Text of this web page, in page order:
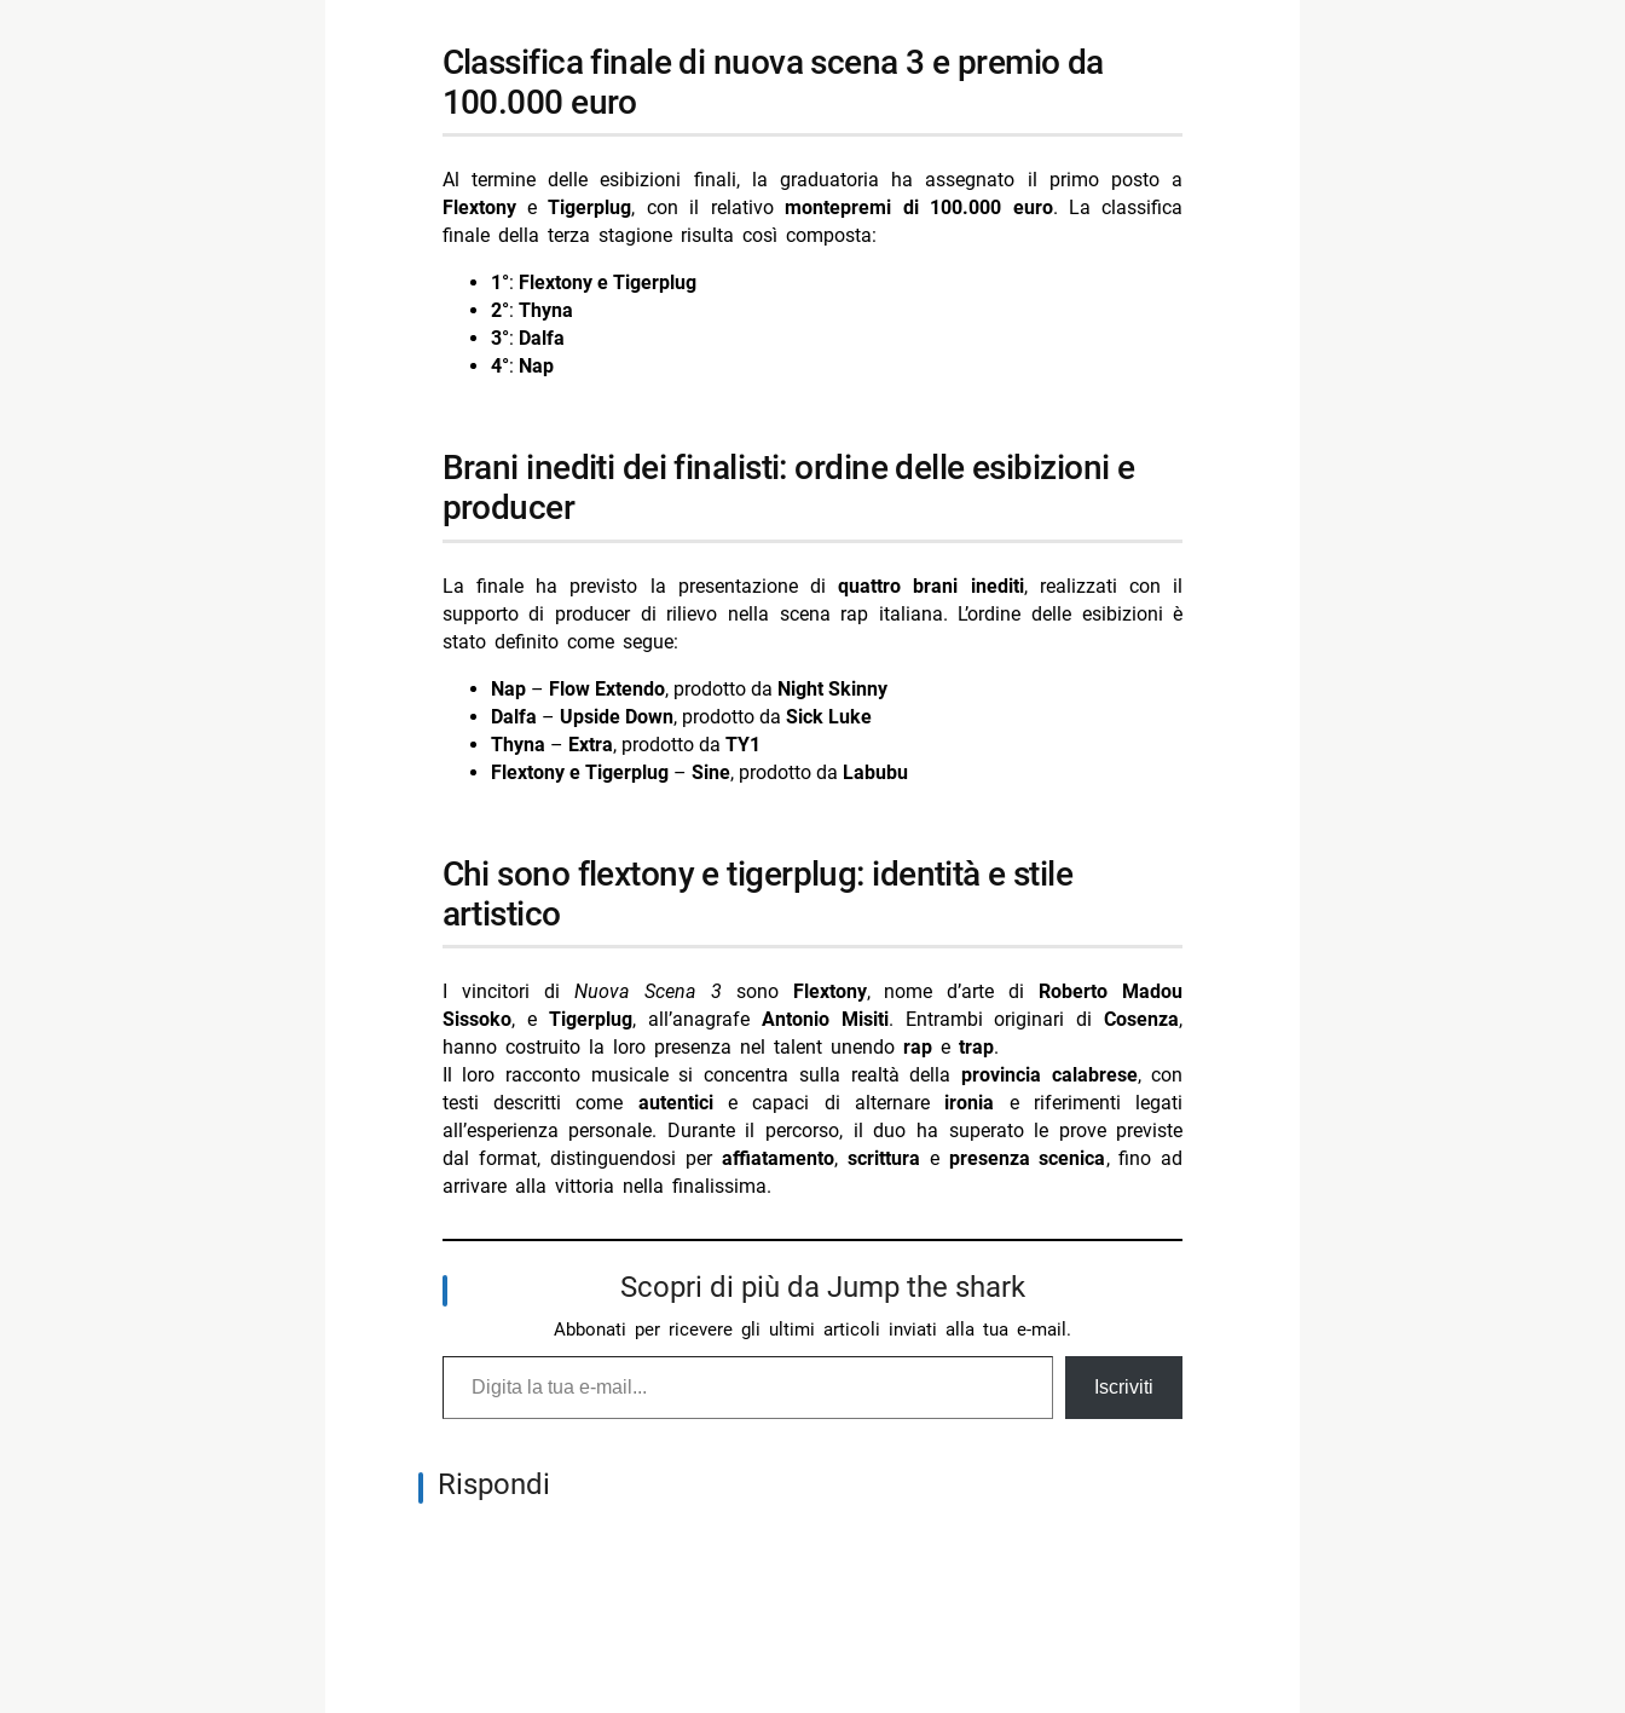
classifica finale di nuova scena 3 e premio da
100.000 euro
Al termine delle esibizioni finali, la graduatoria ha assegnato il primo posto a
FlextonyeTigerplug, con il relativomontepremi di 100.000 euro. La classifica
finale della terza stagione risulta così composta:
1°: Flextony e Tigerplug
2°: Thyna
3°: Dalfa
4°: Nap
brani inediti dei finalisti: ordine delle esibizioni e
producer
La finale ha previsto la presentazione diquattro brani inediti, realizzati con il
supporto di producer di rilievo nella scena rap italiana. L’ordine delle esibizioni è
stato definito come segue:
Nap– Flow Extendo, prodotto da Night Skinny
Dalfa – Upside Down, prodotto da Sick Luke
Thyna – Extra, prodotto da TY1
Flextony e Tigerplug– Sine, prodotto da Labubu
chi sono flextony e tigerplug: identità e stile
artistico
I vincitori di Nuova Scena 3sono Flextony, nome d’arte di
Roberto Madou
Sissoko, e Tigerplug, all’anagrafe Antonio Misiti. Entrambi originari diCosenza,
hanno costruito la loro presenza nel talent unendo rape trap.
Il loro racconto musicale si concentra sulla realtà dellaprovincia calabrese, con
testi descritti come autenticie capaci di alternare ironia e riferimenti legati
all’esperienza personale. Durante il percorso, il duo ha superato le prove previste
dal format, distinguendosi per affiatamento, scrittura e presenza scenica, fino ad
arrivare alla vittoria nella finalissima.
Scopri di più da Jump the shark
Abbonati per ricevere gli ultimi articoli inviati alla tua e-mail.
Digita la tua e-mail...
Iscriviti
Rispondi